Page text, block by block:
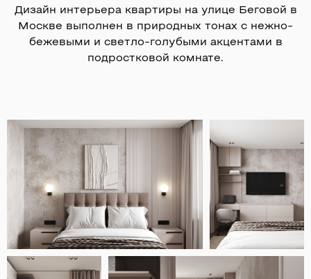
Дизайн интерьера квартиры на улице Беговой в
Москве выполнен в природных тонах с нежно-
бежевыми и светло-голубыми акцентами в
подростковой комнате.